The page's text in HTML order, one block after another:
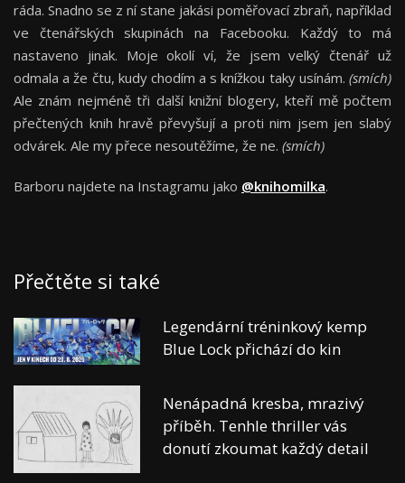
ráda. Snadno se z ní stane jakási poměřovací zbraň, například
ve čtenářských skupinách na Facebooku. Každý to má
nastaveno jinak. Moje okolí ví, že jsem velký čtenář už
odmala a že čtu, kudy chodím a s knížkou taky usínám. (smích)
Ale znám nejméně tři další knižní blogery, kteří mě počtem
přečtených knih hravě převyšují a proti nim jsem jen slabý
odvárek. Ale my přece nesoutěžíme, že ne. (smích)
Barboru najdete na Instagramu jako @knihomilka.
Přečtěte si také
Legendární tréninkový kemp
Blue Lock přichází do kin
Nenápadná kresba, mrazivý
příběh. Tenhle thriller vás
donutí zkoumat každý detail